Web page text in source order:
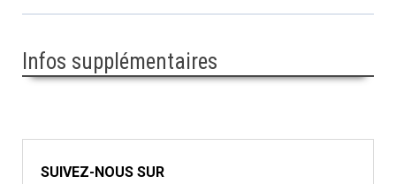
Infos supplémentaires
SUIVEZ-NOUS SUR